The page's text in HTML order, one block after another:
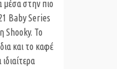
μέσα στην πιο
Baby Series
Shooky. Το
και το καφέ